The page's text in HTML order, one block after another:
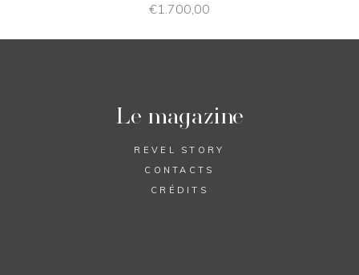
€1.700,00
Le magazine
REVEL STORY
CONTACTS
CRÉDITS